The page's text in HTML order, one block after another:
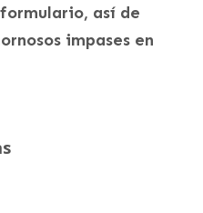
así de
impases en